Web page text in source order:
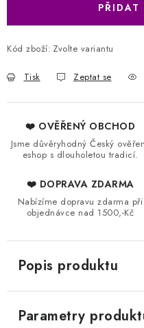
PŘIDAT
Kód zboží: Zvolte variantu
Tisk Zeptat se
❤️ OVĚŘENÝ OBCHOD
Jsme důvěryhodný Český
eshop s dlouholetou tradicí.
❤️ DOPRAVA ZDARMA
Nabízíme dopravu zdarma při
objednávce nad 1500,-Kč
Popis produktu
Parametry